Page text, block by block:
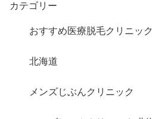
カテゴリー
おすすめ医療脱毛クリニック
北海道
メンズじぶんクリニック